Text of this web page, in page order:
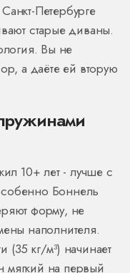
Петербурге
старые диваны.
Вы не
а даёте ей вторую
10+ лет - лучше с
Боннель
форму, не
наполнителя.
(35 кг/м³) начинает
мягкий на первый